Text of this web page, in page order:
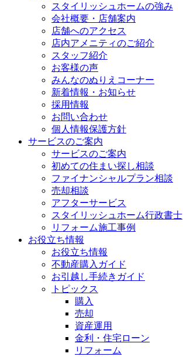
スタイリッシュホームの強み
会社概要・店舗案内
店舗へのアクセス
店内アメニティのご紹介
スタッフ紹介
お客様の声
みんなのぬりえコーナー
新着情報・お知らせ
採用情報
お問い合わせ
個人情報保護方針
サービスのご案内
サービスのご案内
初めての住まい探し相談
ファイナンシャルプラン相談
売却相談
アフターサービス
スタイリッシュホーム行政書士
リフォーム施工事例
お役立ち情報
お役立ち情報
不動産購入ガイド
お引越し手続きガイド
トピックス
購入
売却
資産運用
金利・住宅ローン
リフォーム